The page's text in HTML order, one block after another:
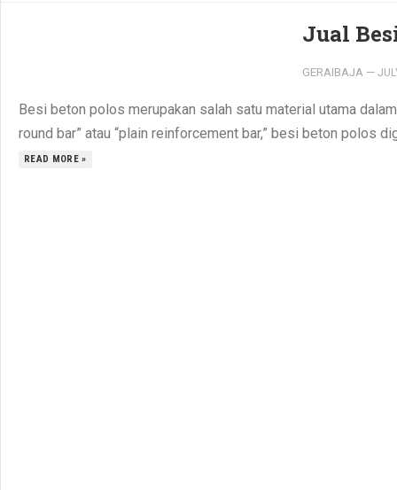
Jual
GERAIBAJA —
Besi beton polos merupakan salah satu material utama
round bar” atau “plain reinforcement bar,” besi beton polos
READ MORE »